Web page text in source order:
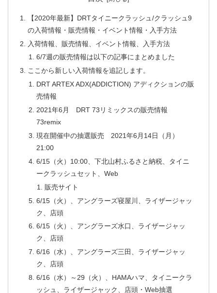
【2020年最新】DRTタイニークラッシュ/クラッシュ9
の入荷情報・販売情報・イベント情報・入手方法
入荷情報、販売情報、イベント情報、入手方法
6/7週の販売情報は以下の記事にまとめました
ここから新しい入荷情報を追記します。
DRT ARTEX ADX(ADDICTION) アディクションの販
売情報
2021年6月 DRT 73リミックスの販売情報
73remix
現在開催中の抽選販売 2021年6月14日（月）
21:00
6/15（火）10:00、下北山村ふるさと納税、タイニ
ークラッシュセット、Web
販売サイト
6/15（火）、アングラーズ寝屋川、ライザージャッ
ク、店頭
6/15（火）、アングラーズ水口、ライザージャッ
ク、店頭
6/16（水）、アングラーズ三田、ライザージャッ
ク、店頭
6/16（水）～29（火）、HAMAハマ、タイニークラ
ッシュ、ライザージャック、店頭・Web抽選